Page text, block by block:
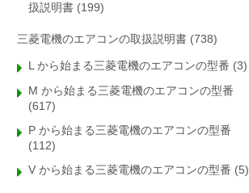
扱説明書 (199)
三菱電機のエアコンの取扱説明書 (738)
L から始まる三菱電機のエアコンの型番 (3)
M から始まる三菱電機のエアコンの型番
(617)
P から始まる三菱電機のエアコンの型番
(112)
V から始まる三菱電機のエアコンの型番 (5)